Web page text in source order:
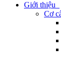
Giới thiệu
Cơ